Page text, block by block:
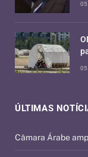
ÚLTIMAS
Câmara Árabe